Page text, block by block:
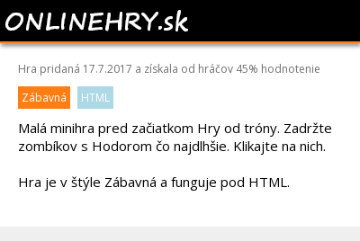
HOLD THE HYPE
Hra pridaná 17.7.2017 a získala od hráčov 45% hodnotenie
Zábavná
HTML
Malá minihra pred začiatkom Hry od tróny. Zadržte
zombíkov s Hodorom čo najdlhšie. Klikajte na nich.
Hra je v štýle Zábavná a funguje pod HTML.